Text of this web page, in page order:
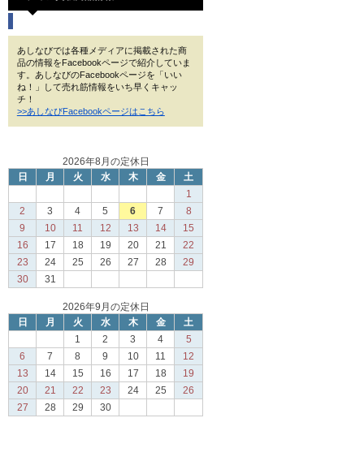
あしなびでは各種メディアに掲載された商
品の情報をFacebookページで紹介していま
す。あしなびのFacebookページを「いい
ね！」して売れ筋情報をいち早くキャッ
チ！
>>あしなびFacebookページはこちら
2026年8月の定休日
日
月 火 水 木 金
土
1
2
3 4 5 6 7
8
9
10 11 12 13 14
15
16
17 18 19 20 21
22
23
24 25 26 27 28
29
30
31
2026年9月の定休日
日
月 火 水 木 金
土
1
2 3 4
5
6
7 8 9 10 11
12
13
14 15 16 17 18
19
20
21 22 23 24 25
26
27
28 29 30